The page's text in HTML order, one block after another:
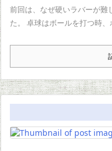
前回は、なぜ硬いラバーが難
た。 卓球はボールを打つ時